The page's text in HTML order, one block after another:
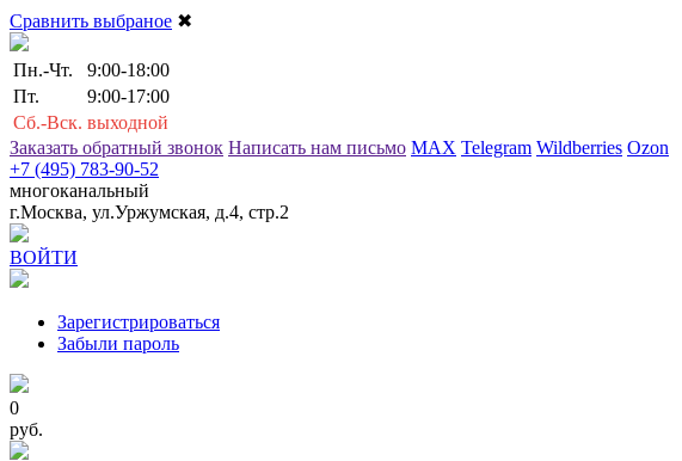
Сравнить выбраное ✖
Пн.-Чт.
9:00-18:00
Пт.
9:00-17:00
Сб.-Вск. выходной
Заказать обратный звонок Написать нам письмо MAX Telegram Wildberries Ozon
+7 (495) 783-90-52
многоканальный
г.Москва, ул.Уржумская, д.4, стр.2
ВОЙТИ
Зарегистрироваться
Забыли пароль
0
руб.